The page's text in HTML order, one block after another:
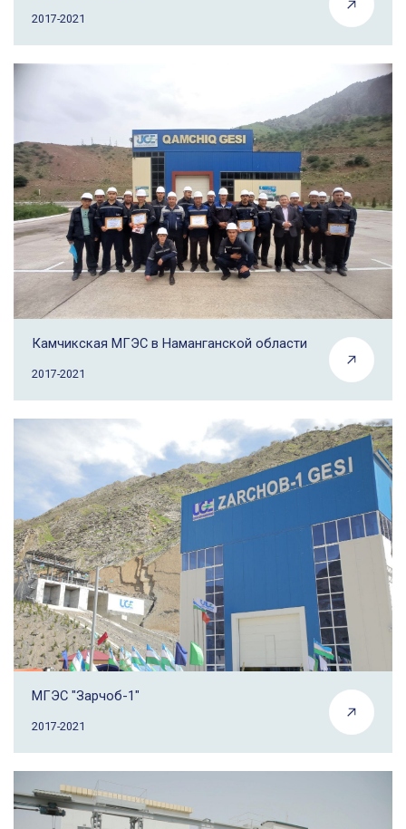
2017-2021
Камчикская МГЭС в Наманганской области
2017-2021
МГЭС "Зарчоб-1"
2017-2021